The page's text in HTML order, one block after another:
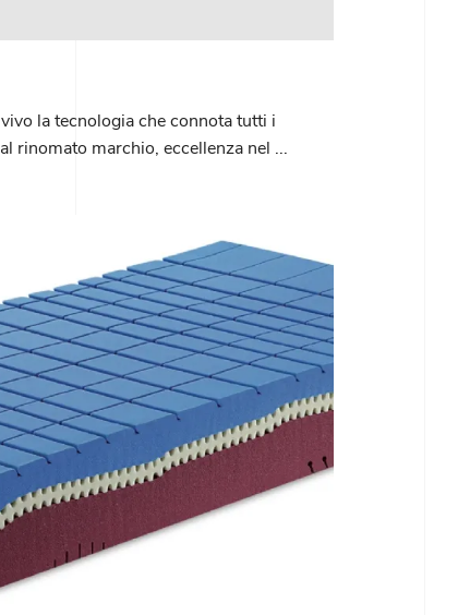
la tecnologia che connota tutti i
rinomato marchio, eccellenza nel ...